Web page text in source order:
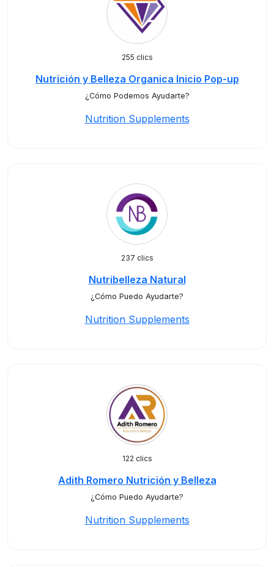
255 clics
Nutrición y Belleza Organica Inicio Pop-up
¿Cómo Podemos Ayudarte?
Nutrition Supplements
237 clics
Nutribelleza Natural
¿Cómo Puedo Ayudarte?
Nutrition Supplements
122 clics
Adith Romero Nutrición y Belleza
¿Cómo Puedo Ayudarte?
Nutrition Supplements